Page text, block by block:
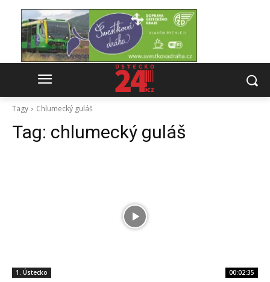
Tagy Chlumecký guláš
Tag: chlumecký guláš
1. Ústecko 00:02:35